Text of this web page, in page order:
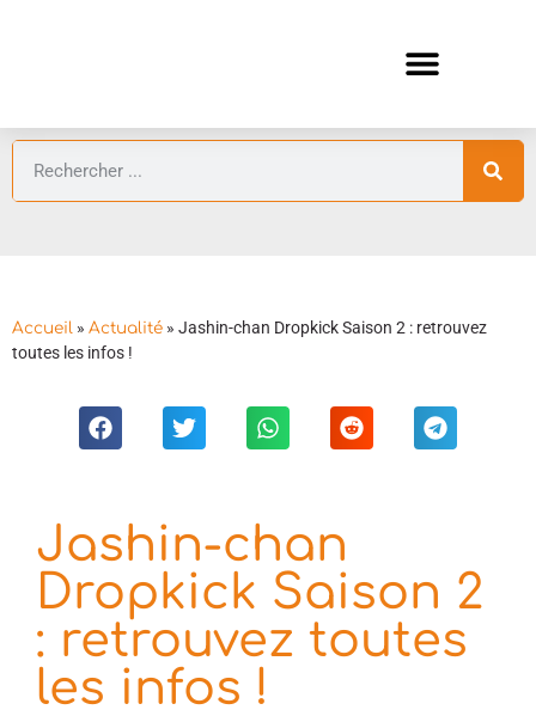
Accueil » Actualité » Jashin-chan Dropkick Saison 2 : retrouvez
toutes les infos !
Jashin-chan
Dropkick Saison 2
: retrouvez toutes
les infos !